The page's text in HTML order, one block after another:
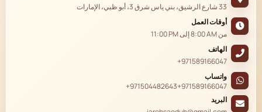
33 شارع الرشيق، بني ياس شرق 3، أبو ظبي، الإمارات
أوقات العمل
من8:00 AMإلى11:00 PM
الهاتف
+971589166047
واتساب
+971589166047
+971504482643
البريد